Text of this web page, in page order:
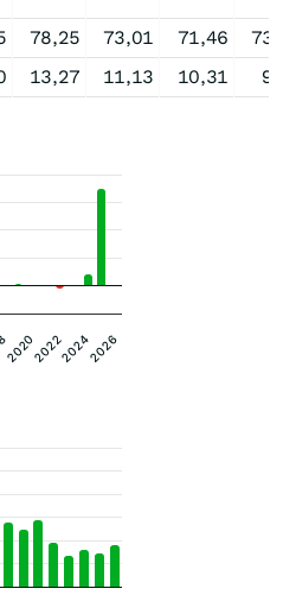
78,25 73,01 71,46
13,27 11,13 10,31
2022
2020 20242026